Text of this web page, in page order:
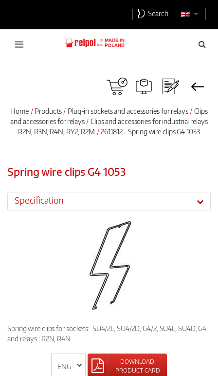
Search
Home Products Plug-in sockets and accessories for relays
Clips
and accessories for relays
Clips and accessories for industrial relays
R2N, R3N, R4N, RY2, R2M
2611812 - Spring wire clips G4 1053
Spring wire clips G4 1053
Specification
Spring wire clips for sockets: SU4/2L, SU4/2D, G4/2, SU4L, SU4D, G4
and relays : R2N, R4N
DOWNLOAD
PRODUCT CARD